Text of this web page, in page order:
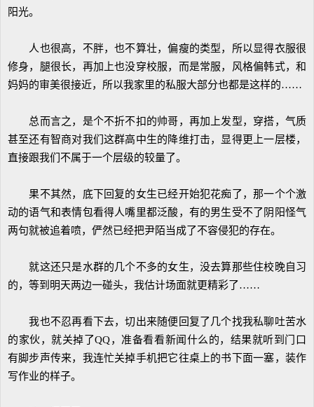
阳光。
人也很高，不胖，也不算壮，偏瘦的类型，所以显得衣服很
修身，腿很长，再加上也没穿校服，而是常服，风格偏韩式，和
妈妈的审美很接近，所以我家里的私服大部分也都是这样的……
总而言之，是个不折不扣的帅哥，再加上发型，穿搭，气质
甚至还有智商对我们这群高中生的降维打击，显得更上一层楼，
直接跟我们不属于一个层级的较量了。
果不其然，底下回复的女生已经开始犯花痴了，那一个个激
动的语气和表情包看得人嘴里都泛酸，有的男生受不了阴阳怪气
两句就被追着喷，俨然已经把尹陌当成了不容侵犯的存在。
就这还只是水群的几个不多的女生，没去算那些住校晚自习
的，等到明天两边一碰头，我估计场面就更精彩了……
我也不忍再看下去，切出来随便回复了几个找我私聊吐苦水
的家伙，就关掉了QQ，准备看看新闻什么的，结果就听到门口
有脚步声传来，我连忙关掉手机把它往桌上的书下面一塞，装作
写作业的样子。